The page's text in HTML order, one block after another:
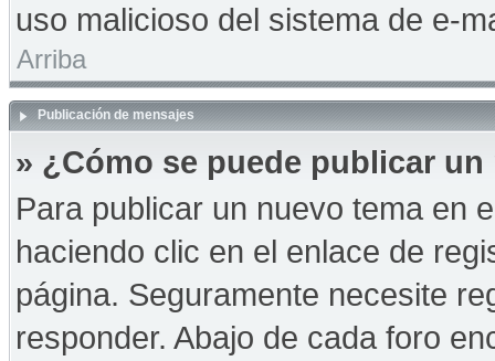
uso malicioso del sistema de e-
Arriba
Publicación de mensajes
» ¿Cómo se puede publicar
Para publicar un nuevo tema en
haciendo clic en el enlace de
página. Seguramente necesite
responder. Abajo de cada foro